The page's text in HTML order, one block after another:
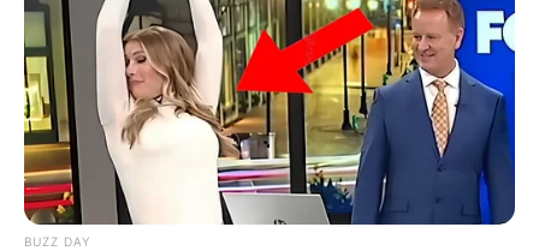
visitas que nunca aconteceram.
Câmara dos Deputados: anuênios, triênios,
quinquênios, sexta-parte e licenças-prêmio
entram no debate.
Motos e bicicletas para ACS e ACE: veja o
passo a passo para conseguir o benefício.
BUZZ DAY